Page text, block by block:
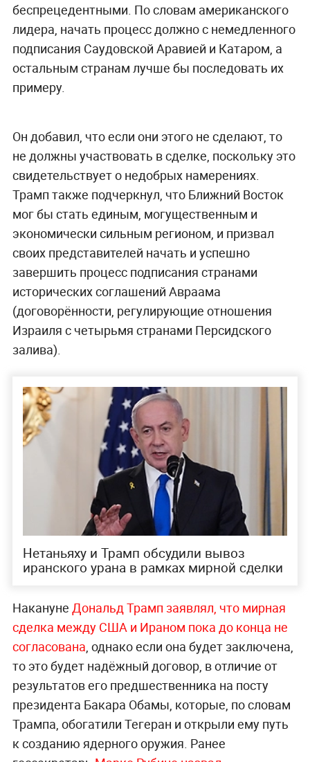
беспрецедентными. По словам американского
лидера, начать процесс должно с немедленного
подписания Саудовской Аравией и Катаром, а
остальным странам лучше бы последовать их
примеру.
Он добавил, что если они этого не сделают, то
не должны участвовать в сделке, поскольку это
свидетельствует о недобрых намерениях.
Трамп также подчеркнул, что Ближний Восток
мог бы стать единым, могущественным и
экономически сильным регионом, и призвал
своих представителей начать и успешно
завершить процесс подписания странами
исторических соглашений Авраама
(договорённости, регулирующие отношения
Израиля с четырьмя странами Персидского
залива).
Нетаньяху и Трамп обсудили вывоз
иранского урана в рамках мирной сделки
Накануне Дональд Трамп заявлял, что мирная
сделка между США и Ираном пока до конца не
согласована , однако если она будет заключена,
то это будет надёжный договор, в отличие от
результатов его предшественника на посту
президента Бакара Обамы, которые, по словам
Трампа, обогатили Тегеран и открыли ему путь
к созданию ядерного оружия. Ранее